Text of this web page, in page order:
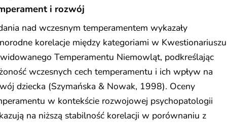
i rozwój
nad wczesnym temperamentem wykazały
korelacje między kategoriami w Kwestionariuszu
Temperamentu Niemowląt, podkreślając
wczesnych cech temperamentu i ich wpływ na
dziecka (Szymańska & Nowak, 1998). Oceny
w kontekście rozwojowej psychopatologii
na niższą stabilność korelacji w porównaniu z